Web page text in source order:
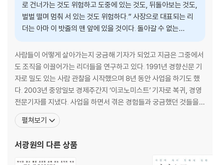
후회는 구조적이다｜유혹이 시작되는 곳 “우리 회식이나 할까?"｜그들
이 인간 본성 탐구자가 되는 이유
그들은 혼자 먹는다
왕들도 혼자 먹었다!｜‘혼밥’의 구속, ‘혼밥’의 자유
6 내일을 사는 힘, 나만의 그곳
지치고 힘들 때 어디를 가는가
그들은 가는 곳이 있다!｜내일, 또 세상으로 나아갈 힘이 필요할 때
7 져주는 힘
로 건너가는 것도 위험하고 도중에 있는 것도, 뒤돌아보는 것도,
벌벌 떨며 멈춰 서 있는 것도 위험하다.” 사장으로 대표되는 리
더는 아마 이 밧줄의 맨 앞에 있을 것이다. 돌아갈 수 없는…
사람들이 어떻게 살아가는지 궁금해 기자가 되었고 지금은 그중에서
도 조직을 이끌어가는 리더들을 연구하고 있다. 1991년 경향신문 기
자로 밀도 있는 사람 관찰을 시작했으며 8년 동안 사업을 하기도 했
다. 2003년 중앙일보 경제주간지 ‘이코노미스트’ 기자로 복귀, 경영
전문기자를 지냈다. 사업을 하면서 겪은 경험들과 궁금했던 것들을
현직 사장들을 대상으로 취재, 《사장으로 산다는 것》(2005년)을 출
간하면서 본격적으로 사장이라는 존재와 역할을 탐구하기 시작했다.
안 지속한 강의는 잘 알려져 있고, 2014년에는 삼
펼쳐보기
서광원의 다른 상품